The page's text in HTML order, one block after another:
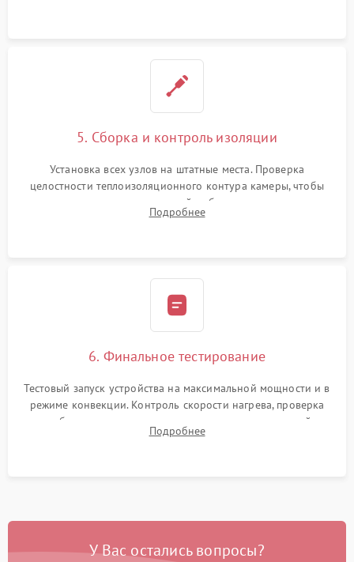
5. Сборка и контроль изоляции
Установка всех узлов на штатные места. Проверка
целостности теплоизоляционного контура камеры, чтобы
исключить перегрев кухонной мебели и потерю тепла.
Надежная фиксация клемм и сборка корпуса шкафа.
Подробнее
6. Финальное тестирование
Тестовый запуск устройства на максимальной мощности и в
режиме конвекции. Контроль скорости нагрева, проверка
срабатывания термостата при достижении заданной
температуры и тест на отсутствие утечек тока.
Подробнее
У Вас остались вопросы?